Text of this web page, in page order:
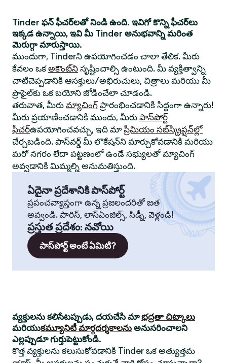
Tinder ఫన్ ఫీచర్‌లతో నిండి ఉంది. ఇవిగో కొన్ని ఫీచర్‌లు
ఇక్కడ ఉన్నాయి, ఇవి మీ Tinder అనుభవాన్ని మరింత
మెరుగ్గా మారుస్తాయి.
ముందుగా, Tinderని ఉపయోగించడం చాలా తేలిక. మీరు
కేవలం ఒకఅకౌంట్‌ని సృష్టించాల్సి ఉంటుంది. మీ వ్యక్తిత్వాన్ని
చాటిచెప్పడానికి ఆసక్తులు/అభిరుచులు, చిత్రాలు మరియు మీ
ప్రొఫైల్‌కు ఒక బయోని జోడించేలా చూడండి.
తరువాత, మీరు మ్యాచింగ్ ప్రారంభించడానికి సిద్ధంగా ఉన్నారు!
మీరు ప్రయాణించడానికి ముందు, మీరు పాస్‌పోర్ట్
ఫీచర్ఉపయోగించవచ్చు, ఇది మాప్రీమియం సబ్‌స్క్రిప్షన్‌ల్లో
చేర్చబడింది. పాస్‌వర్డ్ మీ లొకేషన్‌ని మార్చుకోవడానికి మరియు
మరో నగరం లేదా పట్టణంలో ఉండే సభ్యులతో మ్యాచింగ్
అవ్వడానికి మిమ్మల్ని అనుమతిస్తుంది.
ఏదైనా ప్రదేశానికి పాస్‌పోర్ట్
ప్రపంచవ్యాప్తంగా ఉన్న ప్రజలందరితో జత
అవ్వండి. పారిస్, లాస్‌ఏంజిల్స్, సిడ్నీ, వెళ్లండి!
ప్రస్తుత ప్రదేశం: నవోయి
పాస్‌పోర్ట్ అంటే ఏమిటి?
వ్యక్తులను కలిసేటప్పుడు, దయచేసి మాభద్రతా చిట్కాలు
మరియుకమ్యూనిటీ మార్గదర్శకాలను అనుసరించాలని
ఎల్లప్పుడూ గుర్తుపెట్టుకోండి.
కొత్త వ్యక్తులను కలుసుకోవడానికి Tinder ఒక అత్యుత్తమ